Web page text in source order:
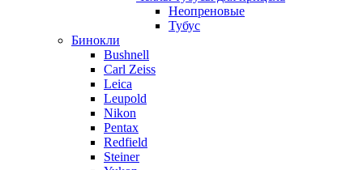
Неопреновые
Тубус
Бинокли
Bushnell
Carl Zeiss
Leica
Leupold
Nikon
Pentax
Redfield
Steiner